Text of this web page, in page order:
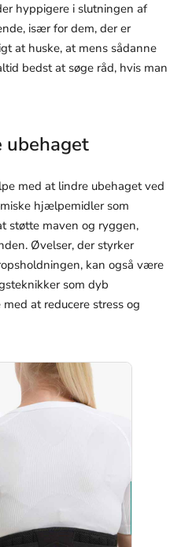
hyppigere i slutningen af
især for dem, der er
at huske, at mens sådanne
bedst at søge råd, hvis man
med at lindre ubehaget ved
hjælpemidler som
støtte maven og ryggen,
Øvelser, der styrker
kan også være
som dyb
at reducere stress og